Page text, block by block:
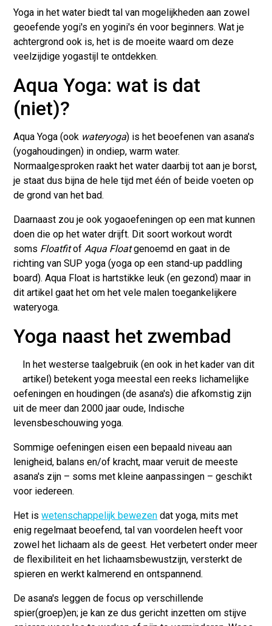
Yoga in het water biedt tal van mogelijkheden aan zowel
geoefende yogi's en yogini's én voor beginners. Wat je
achtergrond ook is, het is de moeite waard om deze
veelzijdige yogastijl te ontdekken.
Aqua Yoga: wat is dat
(niet)?
Aqua Yoga (ook wateryoga) is het beoefenen van asana's
(yogahoudingen) in ondiep, warm water.
Normaalgesproken raakt het water daarbij tot aan je borst,
je staat dus bijna de hele tijd met één of beide voeten op
de grond van het bad.
Daarnaast zou je ook yogaoefeningen op een mat kunnen
doen die op het water drijft. Dit soort workout wordt
soms FloatfitofAqua Floatgenoemd en gaat in de
richting van SUP yoga (yoga op een stand-up paddling
board). Aqua Float is hartstikke leuk (en gezond) maar in
dit artikel gaat het om het vele malen toegankelijkere
wateryoga.
Yoga naast het zwembad
In het westerse taalgebruik (en ook in het kader van dit
artikel) betekent yoga meestal een reeks lichamelijke
oefeningen en houdingen (de asana's) die afkomstig zijn
uit de meer dan 2000 jaar oude, Indische
levensbeschouwing yoga.
Sommige oefeningen eisen een bepaald niveau aan
lenigheid, balans en/of kracht, maar veruit de meeste
asana's zijn – soms met kleine aanpassingen – geschikt
voor iedereen.
Het iswetenschappelijk bewezen dat yoga, mits met
enig regelmaat beoefend, tal van voordelen heeft voor
zowel het lichaam als de geest. Het verbetert onder meer
deflexibiliteiten het lichaamsbewustzijn, versterkt de
spierenen werktkalmerenden ontspannend.
De asana's leggen de focus op verschillende
spier(groep)en; je kan ze dus gericht inzetten om stijve